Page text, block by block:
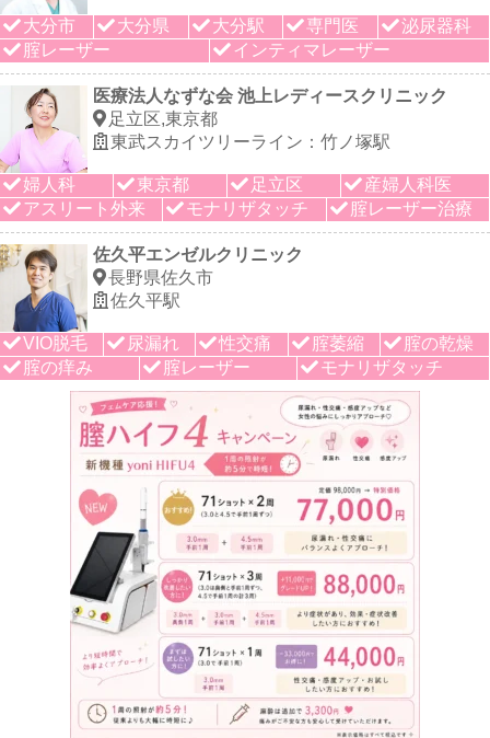
大分市 大分県 大分駅 専門医
泌尿器科
腟レーザー
インティマレーザー
医療法人なずな会 池上レディースクリニック
足立区,東京都
東武スカイツリーライン：竹ノ塚駅
婦人科 東京都 足立区
産婦人科医
アスリート外来
モナリザタッチ 腟レーザー治療
佐久平エンゼルクリニック
長野県佐久市
佐久平駅
VIO脱毛 尿漏れ 性交痛 腟萎縮
腟の乾燥
腟の痒み
腟レーザー モナリザタッチ